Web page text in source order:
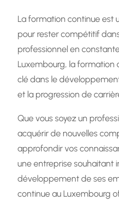
La formation continue est
pour rester compétitif
professionnel en
Luxembourg, la formation
clé dans le
et la progression de
Que vous soyez un
acquérir de nouvelles
approfondir vos
une entreprise souhaitant
développement de ses
continue au Luxembourg